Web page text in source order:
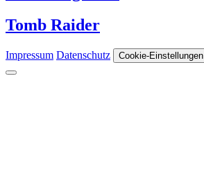
Tomb Raider
Impressum Datenschutz Cookie-Einstellungen